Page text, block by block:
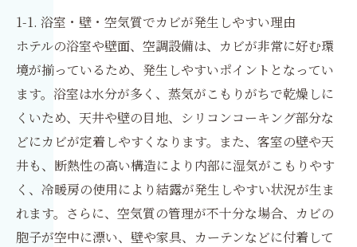
1-1. 浴室・壁・空気質でカビが発生しやすい理由
ホテルの浴室や壁面、空調設備は、カビが非常に好む環
境が揃っているため、発生しやすいポイントとなってい
ます。浴室は水分が多く、蒸気がこもりがちで乾燥しに
くいため、天井や壁の目地、シリコンコーキング部分な
どにカビが定着しやすくなります。また、客室の壁や天
井も、断熱性の高い構造により内部に湿気がこもりやす
く、冷暖房の使用により結露が発生しやすい状況が生ま
れます。さらに、空気質の管理が不十分な場合、カビの
胞子が空中に漂い、壁や家具、カーテンなどに付着して